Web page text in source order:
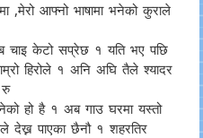
,मेरो आफ्नो भाषामा भनेको कुराले
चाइ केटो सप्रेछ १ यति भए पछि
हिरोले १ अनि अघि तैले श्यादर
हो है १ अब गाउ घरमा यस्तो
देख्न पाएका छैनौ १ शहरतिर